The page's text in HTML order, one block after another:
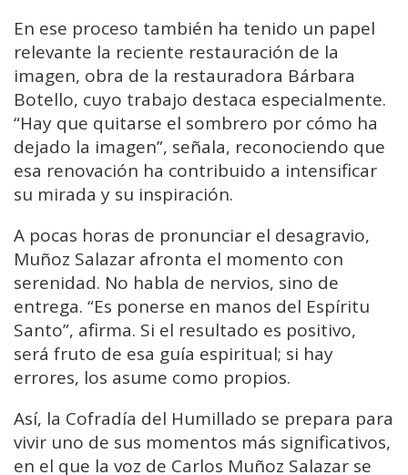
En ese proceso también ha tenido un papel
relevante la reciente restauración de la
imagen, obra de la restauradora Bárbara
Botello, cuyo trabajo destaca especialmente.
“Hay que quitarse el sombrero por cómo ha
dejado la imagen”, señala, reconociendo que
esa renovación ha contribuido a intensificar
su mirada y su inspiración.
A pocas horas de pronunciar el desagravio,
Muñoz Salazar afronta el momento con
serenidad. No habla de nervios, sino de
entrega. “Es ponerse en manos del Espíritu
Santo”, afirma. Si el resultado es positivo,
será fruto de esa guía espiritual; si hay
errores, los asume como propios.
Así, la Cofradía del Humillado se prepara para
vivir uno de sus momentos más significativos,
en el que la voz de Carlos Muñoz Salazar se